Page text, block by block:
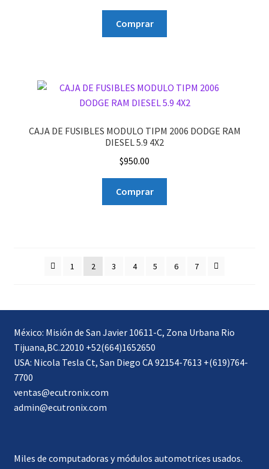
Comprar
CAJA DE FUSIBLES MODULO TIPM 2006 DODGE RAM
DIESEL 5.9 4X2
$950.00
Comprar
1 2 3 4 5 6 7
México: Misión de San Javier 10611-C, Zona Urbana Rio
Tijuana,BC.22010 +52(664)1652650
USA: Nicola Tesla Ct, San Diego CA 92154-7613 +(619)764-
7700
ventas@ecutronix.com
admin@ecutronix.com
Miles de computadoras y módulos automotrices usados.